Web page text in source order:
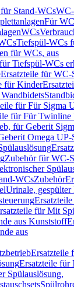
Stand-WCs
Für
WCs
Tiefspül-WCs
für WCs, aus
Tiefspül-WCs
Ersatzteile für WC-
für Kinder
für Für Sigma
für Für Twinline
für Geberit
Omega UP-
Zubehör für WC-
WCsZubehör
Urinale, gespülter
für Mit
aus Kunststoff
aus
Ersatzteile
Ersatzteile für
Spülauslösung,